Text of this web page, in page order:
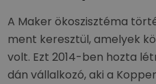
A Maker ökoszisztéma
ment keresztül, amelyek
volt. Ezt 2014-ben hozta
dán vállalkozó, aki a